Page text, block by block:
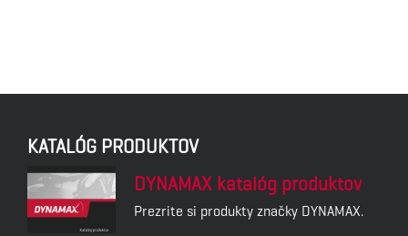
KATALÓG PRODUKTOV
DYNAMAX katalóg produktov
Prezrite si produkty značky DYNAMAX.